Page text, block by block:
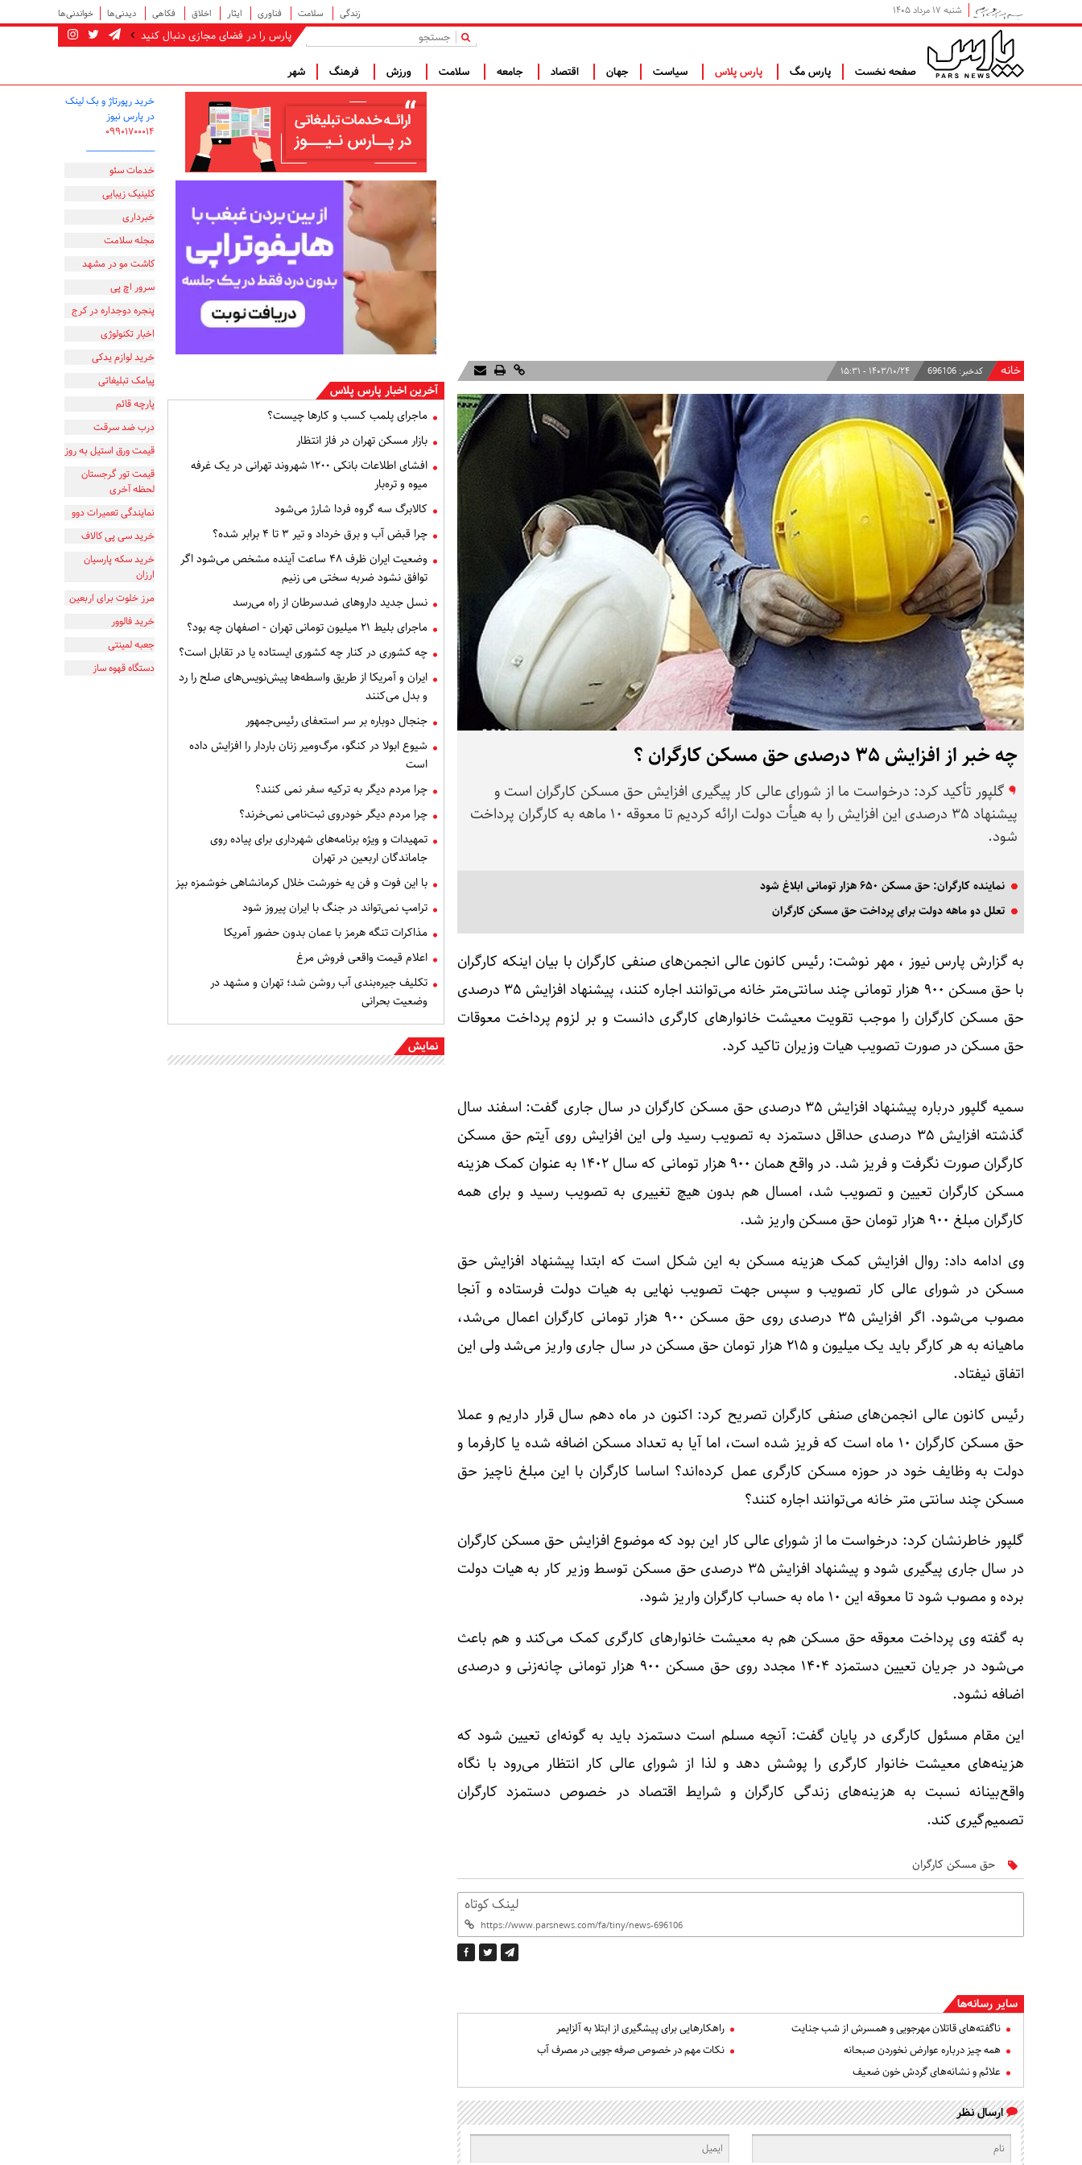
شنبه ۱۷ مرداد ۱۴۰۵ زندگی سلامت فناوری ایثار اخلاق فکاهی دیدنی‌ها خواندنی‌ها
پارس را در فضای مجازی دنبال کنید |
صفحه نخست پارس مگ پارس پلاس سیاست جهان اقتصاد جامعه سلامت ورزش فرهنگ شهر
خانه کدخبر: 696106 ۱۴۰۳/۱۰/۲۴ - ۱۵:۳۱
چه خبر از افزایش ۳۵ درصدی حق مسکن کارگران ؟
گلپور تأکید کرد: درخواست ما از شورای عالی کار پیگیری افزایش حق مسکن کارگران است و
پیشنهاد ۳۵ درصدی این افزایش را به هیأت دولت ارائه کردیم تا معوقه ۱۰ ماهه به کارگران پرداخت
شود.
نماینده کارگران: حق مسکن ۶۵۰ هزار تومانی ابلاغ شود
تعلل دو ماهه دولت برای پرداخت حق مسکن کارگران
به گزارش پارس نیوز ، مهر نوشت: رئیس کانون عالی انجمن‌های صنفی کارگران با بیان اینکه کارگران
با حق مسکن ۹۰۰ هزار تومانی چند سانتی‌متر خانه می‌توانند اجاره کنند، پیشنهاد افزایش ۳۵ درصدی
حق مسکن کارگران را موجب تقویت معیشت خانوارهای کارگری دانست و بر لزوم پرداخت معوقات
حق مسکن در صورت تصویب هیات وزیران تاکید کرد.
سمیه گلپور درباره پیشنهاد افزایش ۳۵ درصدی حق مسکن کارگران در سال جاری گفت: اسفند سال
گذشته افزایش ۳۵ درصدی حداقل دستمزد به تصویب رسید ولی این افزایش روی آیتم حق مسکن
کارگران صورت نگرفت و فریز شد. در واقع همان ۹۰۰ هزار تومانی که سال ۱۴۰۲ به عنوان کمک هزینه
مسکن کارگران تعیین و تصویب شد، امسال هم بدون هیچ تغییری به تصویب رسید و برای همه
کارگران مبلغ ۹۰۰ هزار تومان حق مسکن واریز شد.
وی ادامه داد: روال افزایش کمک هزینه مسکن به این شکل است که ابتدا پیشنهاد افزایش حق
مسکن در شورای عالی کار تصویب و سپس جهت تصویب نهایی به هیات دولت فرستاده و آنجا
مصوب می‌شود. اگر افزایش ۳۵ درصدی روی حق مسکن ۹۰۰ هزار تومانی کارگران اعمال می‌شد،
ماهیانه به هر کارگر باید یک میلیون و ۲۱۵ هزار تومان حق مسکن در سال جاری واریز می‌شد ولی این
اتفاق نیفتاد.
رئیس کانون عالی انجمن‌های صنفی کارگران تصریح کرد: اکنون در ماه دهم سال قرار داریم و عملا
حق مسکن کارگران ۱۰ ماه است که فریز شده است، اما آیا به تعداد مسکن اضافه شده یا کارفرما و
دولت به وظایف خود در حوزه مسکن کارگری عمل کرده‌اند؟ اساسا کارگران با این مبلغ ناچیز حق
مسکن چند سانتی متر خانه می‌توانند اجاره کنند؟
گلپور خاطرنشان کرد: درخواست ما از شورای عالی کار این بود که موضوع افزایش حق مسکن کارگران
در سال جاری پیگیری شود و پیشنهاد افزایش ۳۵ درصدی حق مسکن توسط وزیر کار به هیات دولت
برده و مصوب شود تا معوقه این ۱۰ ماه به حساب کارگران واریز شود.
به گفته وی پرداخت معوقه حق مسکن هم به معیشت خانوارهای کارگری کمک می‌کند و هم باعث
می‌شود در جریان تعیین دستمزد ۱۴۰۴ مجدد روی حق مسکن ۹۰۰ هزار تومانی چانه‌زنی و درصدی
اضافه نشود.
این مقام مسئول کارگری در پایان گفت: آنچه مسلم است دستمزد باید به گونه‌ای تعیین شود که
هزینه‌های معیشت خانوار کارگری را پوشش دهد و لذا از شورای عالی کار انتظار می‌رود با نگاه
واقع‌بینانه نسبت به هزینه‌های زندگی کارگران و شرایط اقتصاد در خصوص دستمزد کارگران
تصمیم‌گیری کند.
حق مسکن کارگران
لینک کوتاه
سایر رسانه‌ها
ناگفته‌های قاتلان مهرجویی و همسرش از شب جنایت
راهکارهایی برای پیشگیری از ابتلا به آلزایمر
همه چیز درباره عوارض نخوردن صبحانه
نکات مهم در خصوص صرفه جویی در مصرف آب
علائم و نشانه‌های گردش خون ضعیف
ارسال نظر
آخرین اخبار پارس پلاس
ماجرای پلمب کسب و کارها چیست؟
بازار مسکن تهران در فاز انتظار
افشای اطلاعات بانکی ۱۲۰۰ شهروند تهرانی در یک غرفه
میوه و تره‌بار
کالابرگ سه گروه فردا شارژ می‌شود
چرا قبض آب و برق خرداد و تیر ۳ تا ۴ برابر شده؟
وضعیت ایران ظرف ۴۸ ساعت آینده مشخص می‌شود اگر
توافق نشود ضربه سختی می زنیم
نسل جدید داروهای ضدسرطان از راه می‌رسد
ماجرای بلیط ۲۱ میلیون تومانی تهران - اصفهان چه بود؟
چه کشوری در کنار چه کشوری ایستاده یا در تقابل است؟
ایران و آمریکا از طریق واسطه‌ها پیش‌نویس‌های صلح را رد
و بدل می‌کنند
جنجال دوباره بر سر استعفای رئیس‌جمهور
شیوع ابولا در کنگو، مرگ‌ومیر زنان باردار را افزایش داده
است
چرا مردم دیگر به ترکیه سفر نمی کنند؟
چرا مردم دیگر خودروی ثبت‌نامی نمی‌خرند؟
تمهیدات و ویژه برنامه‌های شهرداری برای پیاده روی
جاماندگان اربعین در تهران
با این فوت و فن یه خورشت خلال کرمانشاهی خوشمزه بپز
ترامپ نمی‌تواند در جنگ با ایران پیروز شود
مذاکرات تنگه هرمز با عمان بدون حضور آمریکا
اعلام قیمت واقعی فروش مرغ
تکلیف جیره‌بندی آب روشن شد؛ تهران و مشهد در
وضعیت بحرانی
نمایش
خرید رپورتاژ و بک لینک
در پارس نیوز
۰۹۹۰۱۷۰۰۰۱۴
_________________
خدمات سئو
کلینیک زیبایی
خبرداری
مجله سلامت
کاشت مو در مشهد
سرور اچ پی
پنجره دوجداره در کرج
اخبار تکنولوژی
خرید لوازم یدکی
پیامک تبلیغاتی
پارچه قائم
درب ضد سرقت
قیمت ورق استیل به روز
قیمت تور گرجستان
لحظه آخری
نمایندگی تعمیرات دوو
خرید سی پی کالاف
خرید سکه پارسیان
ارزان
مرز خلوت برای اربعین
خرید فالوور
جعبه لمینتی
دستگاه قهوه ساز